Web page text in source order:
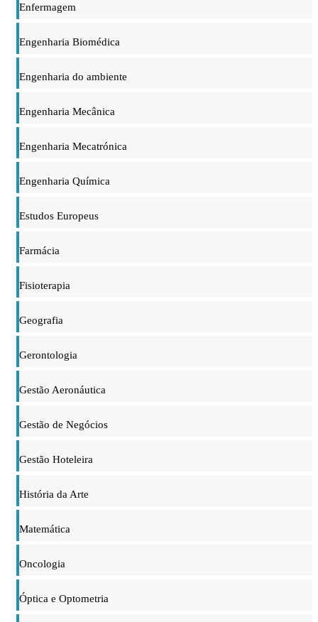
Enfermagem
Engenharia Biomédica
Engenharia do ambiente
Engenharia Mecânica
Engenharia Mecatrónica
Engenharia Química
Estudos Europeus
Farmácia
Fisioterapia
Geografia
Gerontologia
Gestão Aeronáutica
Gestão de Negócios
Gestão Hoteleira
História da Arte
Matemática
Oncologia
Óptica e Optometria